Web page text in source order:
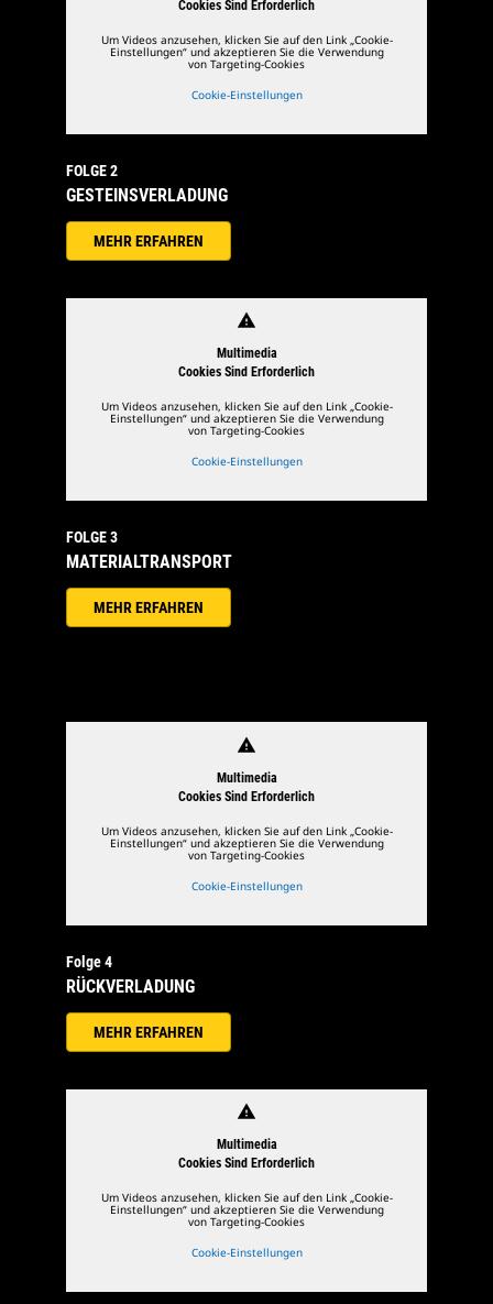
Cookies Sind Erforderlich
Um Videos anzusehen, klicken Sie auf den Link „Cookie-
Einstellungen“ und akzeptieren Sie die Verwendung
von Targeting-Cookies
Cookie-Einstellungen
FOLGE 2
GESTEINSVERLADUNG
MEHR ERFAHREN
warning
Multimedia
Cookies Sind Erforderlich
Um Videos anzusehen, klicken Sie auf den Link „Cookie-
Einstellungen“ und akzeptieren Sie die Verwendung
von Targeting-Cookies
Cookie-Einstellungen
FOLGE 3
MATERIALTRANSPORT
MEHR ERFAHREN
warning
Multimedia
Cookies Sind Erforderlich
Um Videos anzusehen, klicken Sie auf den Link „Cookie-
Einstellungen“ und akzeptieren Sie die Verwendung
von Targeting-Cookies
Cookie-Einstellungen
Folge 4
RÜCKVERLADUNG
MEHR ERFAHREN
warning
Multimedia
Cookies Sind Erforderlich
Um Videos anzusehen, klicken Sie auf den Link „Cookie-
Einstellungen“ und akzeptieren Sie die Verwendung
von Targeting-Cookies
Cookie-Einstellungen